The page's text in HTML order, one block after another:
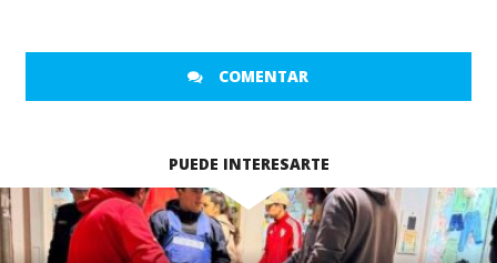
COMENTAR
PUEDE INTERESARTE